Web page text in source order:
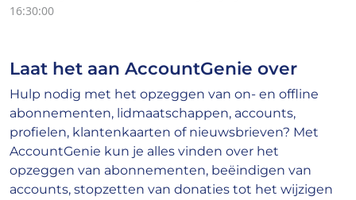
16:30:00
Laat het aan AccountGenie over
Hulp nodig met het opzeggen van on- en offline
abonnementen, lidmaatschappen, accounts,
profielen, klantenkaarten of nieuwsbrieven? Met
AccountGenie kun je alles vinden over het
opzeggen van abonnementen, beëindigen van
accounts, stopzetten van donaties tot het wijzigen